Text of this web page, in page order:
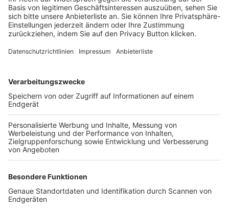
Login SpielPlus
FOLGE DEM BFV
TOP-VEREINE
TOP-PARTNER